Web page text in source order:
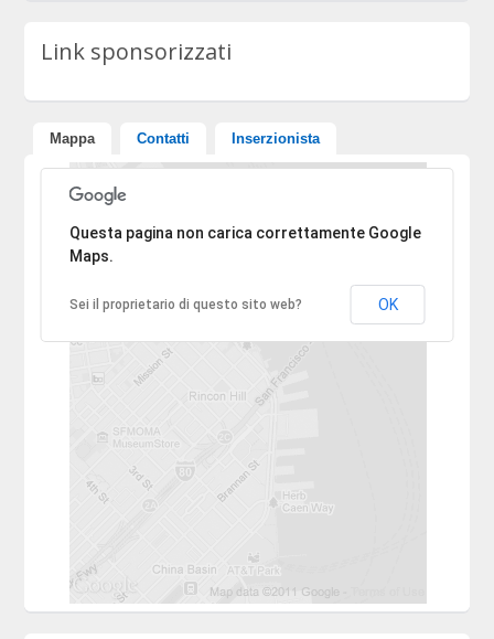
Link sponsorizzati
Mappa Contatti Inserzionista
Ci dispiace, l'indirizzo non è stato trovato.
Questa pagina non carica correttamente Google
Maps.
Sei il proprietario di questo sito web? OK